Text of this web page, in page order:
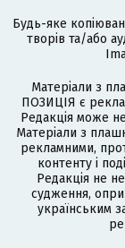
Будь-яке
творів та/або
Матеріали з
ПОЗИЦІЯ є
Редакція може
Матеріали з
рекламними,
контенту і
Редакція не
судження,
українським